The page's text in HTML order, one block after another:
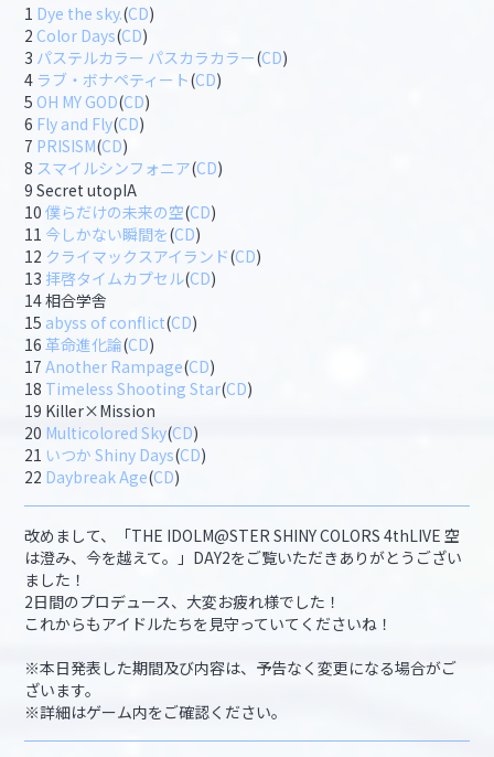
1 Dye the sky.(CD)
2 Color Days(CD)
3 パステルカラー パスカラカラー(CD)
4 ラブ・ボナペティート(CD)
5 OH MY GOD(CD)
6 Fly and Fly(CD)
7 PRISISM(CD)
8 スマイルシンフォニア(CD)
9 Secret utopIA
10僕らだけの未来の空(CD)
11 今しかない瞬間を(CD)
12 クライマックスアイランド(CD)
13 拝啓タイムカプセル(CD)
14 相合学舎
15 abyss of conflict(CD)
16革命進化論(CD)
17Another Rampage(CD)
18 Timeless Shooting Star(CD)
19 Killer×Mission
20 Multicolored Sky(CD)
21 いつか Shiny Days(CD)
22 Daybreak Age(CD)
改めまして、「THE IDOLM@STER SHINY COLORS 4thLIVE 空
は澄み、今を越えて。」DAY2をご覧いただきありがとうござい
ました！
2日間のプロデュース、大変お疲れ様でした！
これからもアイドルたちを見守っていてくださいね！
※本日発表した期間及び内容は、予告なく変更になる場合がご
ざいます。
※詳細はゲーム内をご確認ください。